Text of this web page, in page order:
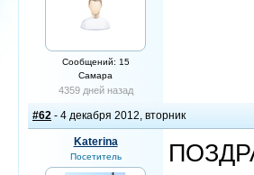
Сообщений: 15
Самара
4359 дней назад
#62 - 4 декабря 2012, вторник
Katerina
Посетитель